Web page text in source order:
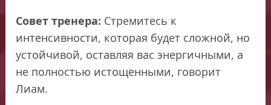
Совет тренера: Стремитесь к
интенсивности, которая будет сложной, но
устойчивой, оставляя вас энергичными, а
не полностью истощенными, говорит
Лиам.